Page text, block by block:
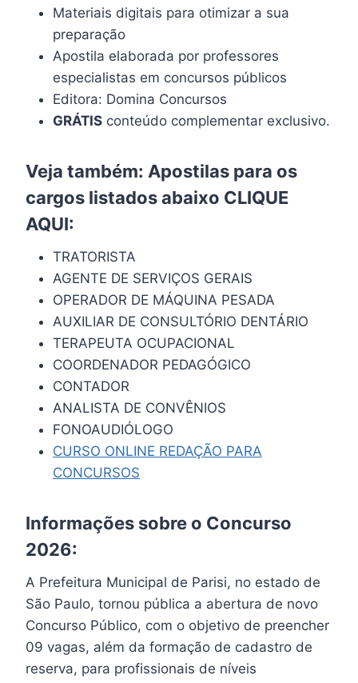
Materiais digitais para otimizar a sua
preparação
Apostila elaborada por professores
especialistas em concursos públicos
Editora: Domina Concursos
GRÁTIS conteúdo complementar exclusivo.
Veja também: Apostilas para os
cargos listados abaixo CLIQUE
AQUI:
TRATORISTA
AGENTE DE SERVIÇOS GERAIS
OPERADOR DE MÁQUINA PESADA
AUXILIAR DE CONSULTÓRIO DENTÁRIO
TERAPEUTA OCUPACIONAL
COORDENADOR PEDAGÓGICO
CONTADOR
ANALISTA DE CONVÊNIOS
FONOAUDIÓLOGO
CURSO ONLINE REDAÇÃO PARA
CONCURSOS
Informações sobre o Concurso
2026:
A Prefeitura Municipal de Parisi, no estado de
São Paulo, tornou pública a abertura de novo
Concurso Público, com o objetivo de preencher
09 vagas, além da formação de cadastro de
reserva, para profissionais de níveis